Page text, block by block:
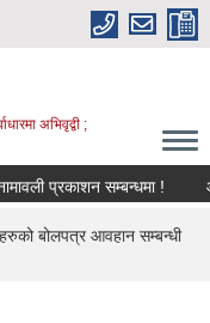
अभिवृद्वी ;
प्रकाशन सम्बन्धमा !
बोलपत्र आवहान सम्बन्धी